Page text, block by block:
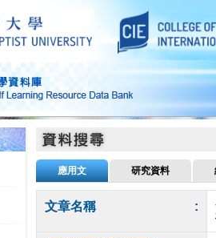
應用文 研究資料
文章名稱 :